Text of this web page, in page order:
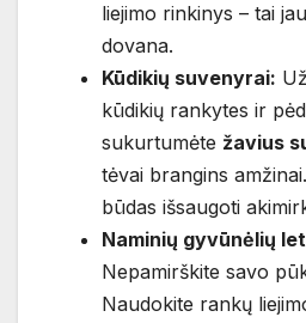
liejimo rinkinys – tai
dovana.
Kūdikių suvenyrai:
kūdikių rankytes ir
sukurtumėte žavius
tėvai brangins
būdas išsaugoti
Naminių gyvūnėlių
Nepamirškite savo
Naudokite rankų